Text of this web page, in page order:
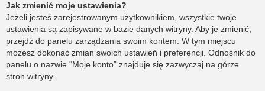
Jak zmienić moje ustawienia?
Jeżeli jesteś zarejestrowanym użytkownikiem, wszystkie twoje
ustawienia są zapisywane w bazie danych witryny. Aby je zmienić,
przejdź do panelu zarządzania swoim kontem. W tym miejscu
możesz dokonać zmian swoich ustawień i preferencji. Odnośnik do
panelu o nazwie “Moje konto” znajduje się zazwyczaj na górze
stron witryny.